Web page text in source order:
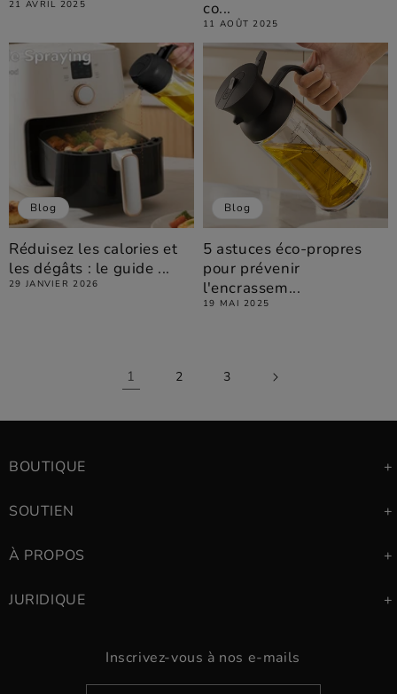
21 AVRIL 2025
co...
11 AOÛT 2025
Blog
Réduisez les calories et
les dégâts : le guide ...
29 JANVIER 2026
Blog
5 astuces éco-propres
pour prévenir
l'encrassem...
19 MAI 2025
1 2 3
BOUTIQUE
SOUTIEN
À PROPOS
JURIDIQUE
Inscrivez-vous à nos e-mails